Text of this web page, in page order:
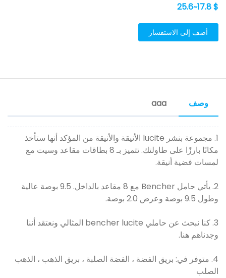
$ 17.8~25.6
أضف إلى الاستفسار
وصف aaa
1. مجموعة بنشر lucite الأنيقة والأنيقة من المؤكد أنها ستأخذ
مكانًا بارزًا على طاولتك. تتميز بـ 8 بطاقات مقاعد وسيت مع
لمسات فضية أنيقة.
2. يأتي حامل Bencher مع 8 مقاعد بالداخل. 9.5 بوصة عالية
وطول 9.5 بوصة وعرض 2.0 بوصة.
3. كنا نبحث عن حاملي bencher lucite المثالي ونعتقد أننا
وجدناهم هنا.
4. متوفر في: بريق الفضة ، الفضة الصلبة ، بريق الذهب ، الذهب
الصلب